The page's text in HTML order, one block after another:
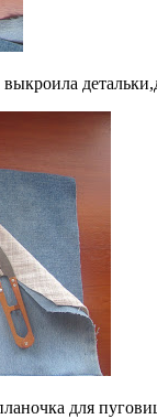
для